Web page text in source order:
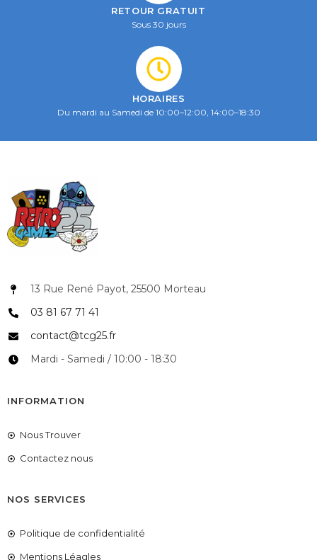
RETOUR GRATUIT
Sous 30 jours
HORAIRES
Du mardi au Samedi de 10:00–12:00, 14:00–18:30
13 Rue René Payot, 25500 Morteau
03 81 67 71 41
contact@tcg25.fr
Mardi - Samedi / 10:00 - 18:30
INFORMATION
Nous Trouver
Contactez nous
NOS SERVICES
Politique de confidentialité
Mentions Léagles